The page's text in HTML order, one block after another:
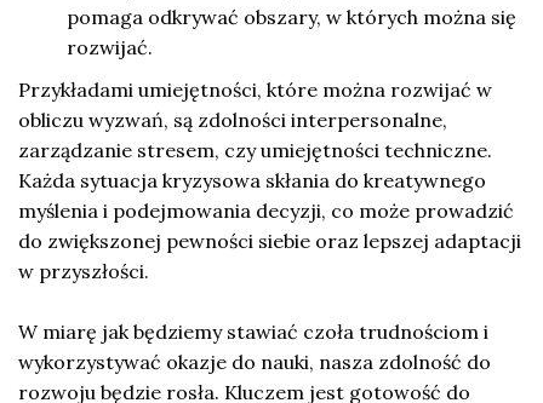
pomaga odkrywać obszary, w których można się
rozwijać.
Przykładami umiejętności, które można rozwijać w
obliczu wyzwań, są zdolności interpersonalne,
zarządzanie stresem, czy umiejętności techniczne.
Każda sytuacja kryzysowa skłania do kreatywnego
myślenia i podejmowania decyzji, co może prowadzić
do zwiększonej pewności siebie oraz lepszej adaptacji
w przyszłości.
W miarę jak będziemy stawiać czoła trudnościom i
wykorzystywać okazje do nauki, nasza zdolność do
rozwoju będzie rosła. Kluczem jest gotowość do